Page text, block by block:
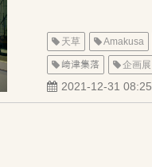
天草 Amakusa
﨑津集落 企画展
九州西海岸
2021-12-31 08:25